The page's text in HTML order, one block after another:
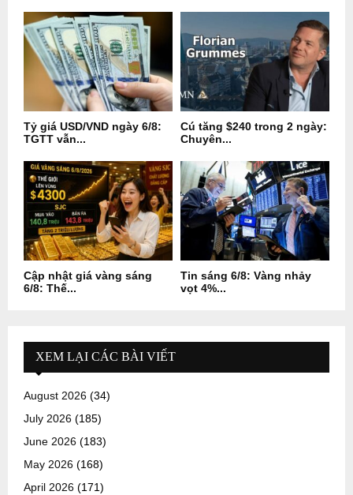
Tỷ giá USD/VND ngày 6/8:
TGTT vẫn...
Cú tăng $240 trong 2 ngày:
Chuyên...
Cập nhật giá vàng sáng
6/8: Thế...
Tin sáng 6/8: Vàng nhảy
vọt 4%...
XEM LẠI CÁC BÀI VIẾT
August 2026 (34)
July 2026 (185)
June 2026 (183)
May 2026 (168)
April 2026 (171)